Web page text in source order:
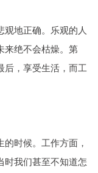
观地正确。乐观的人
来绝不会枯燥。第
后，享受生活，而工
时候。工作方面，
时我们甚至不知道怎